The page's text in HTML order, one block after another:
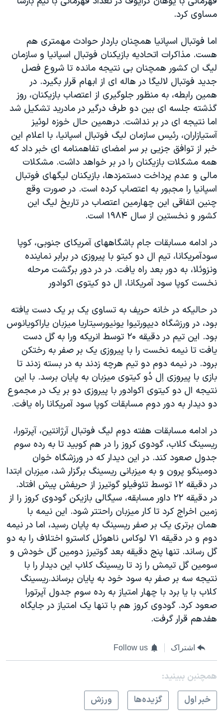
مساوی کرد.
اما فوتبال اسپانیا همچنان باردار حوادث مهمتری هم
هست. مذاکرات اتحادیه بازیکنان فوتبال اسپانیا و سازمان
لیگ ان کشور همچنان بی نتیجه مانده تا شروع فصل
جدید فوتبال لالیگا در هاله ای از ابهام قرار بگیرد. در
همین رابطه، به منظور جلوگیری از اعتصاب بازیکنان، روز
گذشته جلسه ای بین دو طرف درگیر در مادرید تشکیل شد
اما نتیجه ای در بر نداشت. درهمین حال خوزه لوئیز
آستیازاران، رئیس سازمان لیگ فوتبال اسپانیا، با اعلام این
خبر از توافق جزیی بر سر امضای تفاهمنامه ای خبر داد که
همه مشکلات بازیکنان را در بر خواهد داشت. مشکلات
مالی و عدم پرداخت دستمزدها، بازیکنان لیگهای فوتبال
اسپانیا را مجبور به اعتصاب کرده است. در صورت وقع
چنین اتفاقی این چهارمین اعتصاب در تاریخ لیگ این
کشور و نخستین از سال ۱۹۸۴ است.
در ادامه مسابقات جام باشگاههای آمریکای جنوبی، کوپا
سودآمریکانا، تیم ال دو کیتو با پیروزی در برابر نماینده
ونزوئلا، به دور بعد راه یافت. در در دور برگشت مرحله
نخست کوپا سود آمریکانا، ال دو کیتوی اکوادور
در حالیکه در خانه حریف به تساوی یک بر یک دست یافته
بود، در ورزشگاه دیپورتیوا یونیورسیتاریا میزبان یاراکویانوس
بود. این تیم در دقیقه ۲۰ توسط انریکه ورا به گل دست
یافت تا نیمه نخست را با پیروزی یک بر صفر به رختکن
برود. در نیمه دوم دو تیم هرچه زدند به در بسته زدند تا
بازی با پیروزی اِل دُو کیتوی میزبان به پایان برسد. با این
نتیجه ال دو کیتوی اکوادور با پیروزی دو بر یک در مجموع
دو دیدار به دور دوم مسابقات کوپا سود آمریکانا راه یافت.
در ادامه مسابقات هفته دوم لیگ فوتبال آرژانتین، آپرتورا،
ریسینگ کلاب، گودوی کروز را در هم کوبید تا به رده سوم
جدول صعود کند. در این دیدار که در ورزشگاه خوان
دومینگو پرون و به میزبانی ریسینگ برگزار شد، میزبان ابتدا
در دقیقه ۱۲ توسط تئوفیلو گوتیرز از حریفش پیش افتاد.
در دقیقه ۲۲ داور مسابقه، سیگالی بازیکن گودوی کروز را از
زمین اخراج کرد تا کار میزبان راحتتر شود. این نیمه با
همان برتری یک بر صفر ریسینگ به پایان رسید، اما در نیمه
دوم و در دقیقه ۷۱ لوکاس ناهوئل کاسترو اختلاف را به دو
گل رساند. تنها پنج دقیقه بعد گوتیرز دومین گل خودش و
سومین گل تیمش را زد تا ریسینگ کلاب این دیدار را با
نتیجه سه بر صفر به سود خود به پایان برساند.ریسینگ
کلاب با یا برد با چهار امتیاز به رده سوم جدول آپرتورا
صعود کرد. گودوی کروز هم با تنها یک امتیاز در جایگاه
هفدهم قرار گرفت.
اشتراک Follow us
همچنبن ببینید:
خبر اول
گزيده‌ها ورزش